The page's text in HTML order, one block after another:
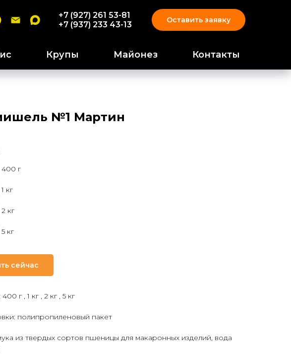
+7 (927) 261 53-81
+7 (937) 233 43-13
Оставить заявку
Крупы Майонез Контакты
№1 Мартин
400 г
1 кг
2 кг
5 кг
сейчас
г , 1 кг , 2 кг , 5 кг
полипропиленовый пакет
из твердых сортов пшеницы для макаронных изделий, вода